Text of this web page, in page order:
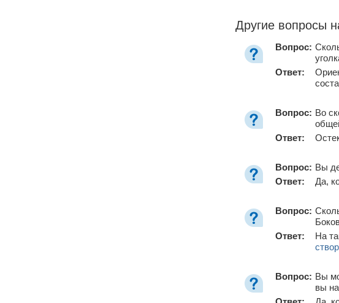
Другие вопросы
Вопрос:
Ответ:
Вопрос: Во
Ответ:
Вопрос: Вы
Ответ:
Да,
Вопрос:
Ответ:
На
Вопрос: Вы
вы